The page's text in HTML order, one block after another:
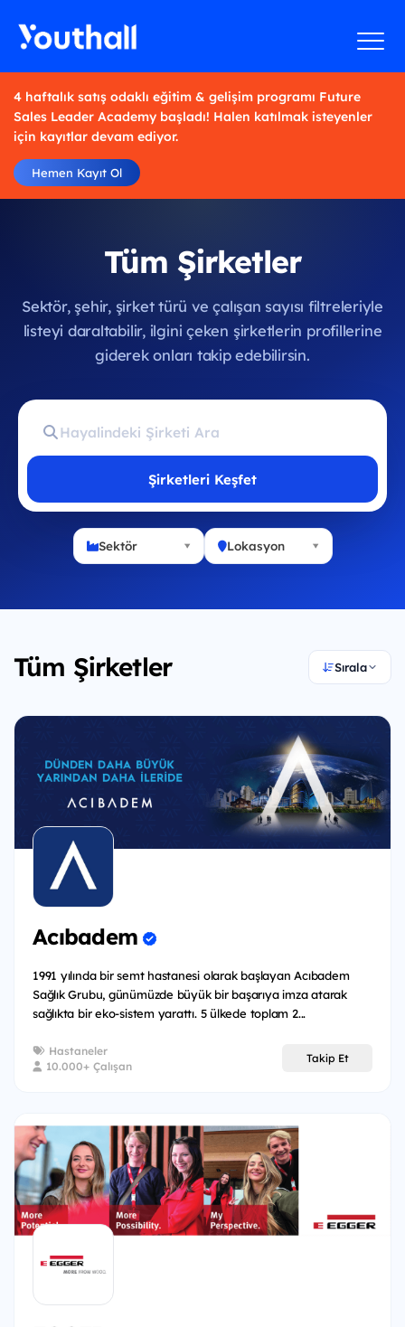
4 haftalık satış odaklı eğitim & gelişim programı Future
Sales Leader Academy başladı! Halen katılmak isteyenler
için kayıtlar devam ediyor.
Hemen Kayıt Ol
Tüm Şirketler
Sektör, şehir, şirket türü ve çalışan sayısı filtreleriyle
listeyi daraltabilir, ilgini çeken şirketlerin profillerine
giderek onları takip edebilirsin.
Şirketleri Keşfet
Sektör Lokasyon
Tüm Şirketler Sırala
Acıbadem
1991 yılında bir semt hastanesi olarak başlayan Acıbadem
Sağlık Grubu, günümüzde büyük bir başarıya imza atarak
sağlıkta bir eko-sistem yarattı. 5 ülkede toplam 2...
Hastaneler
10.000+ Çalışan
Takip Et